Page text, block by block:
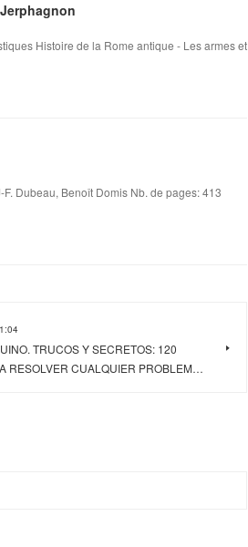
Histoire de la Rome antique - Les armes et
Dubeau, Benoît Domis Nb. de pages: 413
TRUCOS Y SECRETOS: 120
RESOLVER CUALQUIER PROBLEM…